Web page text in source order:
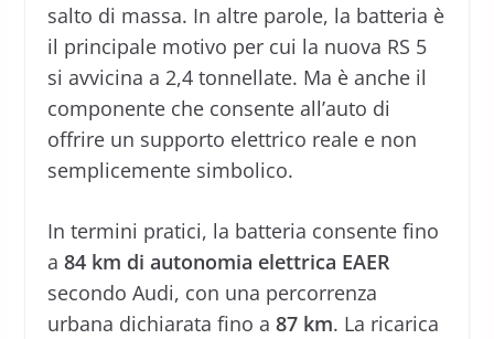
salto di massa. In altre parole, la batteria è
il principale motivo per cui la nuova RS 5
si avvicina a 2,4 tonnellate. Ma è anche il
componente che consente all’auto di
offrire un supporto elettrico reale e non
semplicemente simbolico.
In termini pratici, la batteria consente fino
a 84 km di autonomia elettrica EAER
secondo Audi, con una percorrenza
urbana dichiarata fino a 87 km. La ricarica